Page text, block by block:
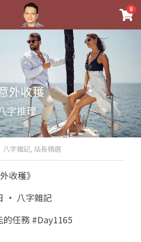
0
外收穫
字推理
八字雜記, 站長精選
收穫》
· 八字雜記
任務 #Day1165
×
商品分類
》完整典藏版